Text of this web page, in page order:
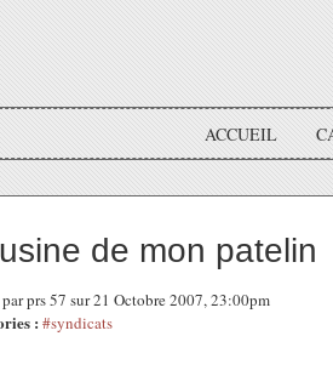
ACCUEIL
de mon patelin
prs 57 sur 21 Octobre 2007, 23:00pm
: #syndicats